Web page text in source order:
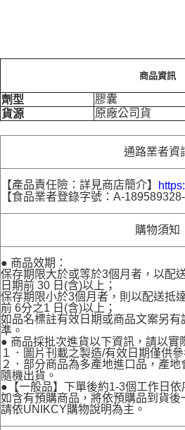
商品資訊
劑型
膠囊
貨源
原廠公司貨
通路業者資
【產品責任險：詳見商店簡介】
【食品業者登錄字號：A-189589328-
購物須知
● 商品效期：
保存期限大於或等於3個月者，以配
日期前 30 日(含)以上；
保存期限小於3個月者，則以配送抵
前 6分之1 日(含)以上；
如品名標註有效日期或商品文案另
準。
● 商品採批次進貨以下資訊，請以實
１．圖片刊載之製造/有效日期僅供參
２．部分商品為多產地進口品，產地
隨機出貨。
●【一般品】下單後約1-3個工作日
如含有預購商品，將依預購品到貨
請依UNIKCY購物說明為主。